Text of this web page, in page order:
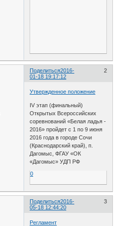
Поделиться 2
2016-
01-18 19:17:12
Утвержденное положение
IV этап (финальный)
Открытых Всероссийских
соревнований «Белая ладья -
2016» пройдет с 1 по 9 июня
2016 года в городе Сочи
(Краснодарский край), п.
Дагомыс, ФГАУ «ОК
«Дагомыс» УДП РФ
0
Поделиться 3
2016-
05-18 12:44:20
Регламент